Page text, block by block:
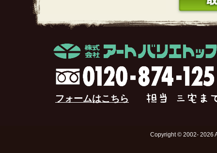
フォームはこちら
Copyright © 2002- 2026